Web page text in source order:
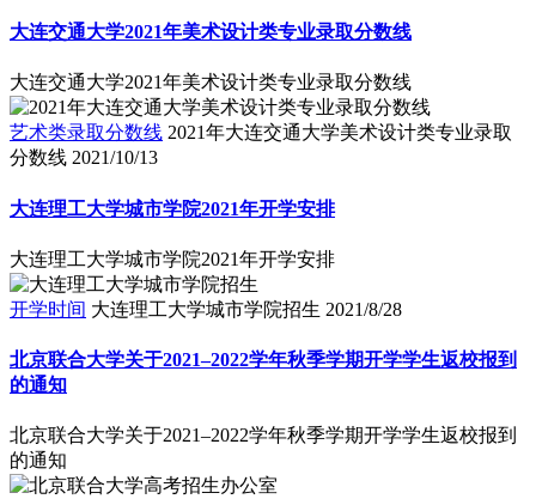
大连交通大学2021年美术设计类专业录取分数线
大连交通大学2021年美术设计类专业录取分数线
艺术类录取分数线 2021年大连交通大学美术设计类专业录取
分数线 2021/10/13
大连理工大学城市学院2021年开学安排
大连理工大学城市学院2021年开学安排
开学时间 大连理工大学城市学院招生 2021/8/28
北京联合大学关于2021–2022学年秋季学期开学学生返校报到
的通知
北京联合大学关于2021–2022学年秋季学期开学学生返校报到
的通知